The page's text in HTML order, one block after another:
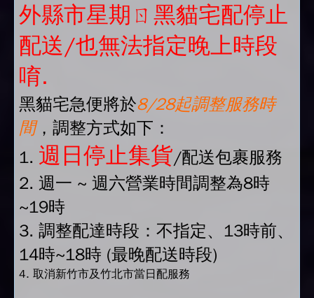
外縣市星期ㄖ黑貓宅配停止
配送/也無法指定晚上時段
唷.
黑貓宅急便將於8/28起調整服務時
間，調整方式如下：
1. 週日停止集貨/配送包裹服務
2. 週一 ~ 週六營業時間調整為8時
~19時
3. 調整配達時段：不指定、13時前、
14時~18時 (最晚配送時段)
4. 取消新竹市及竹北市當日配服務